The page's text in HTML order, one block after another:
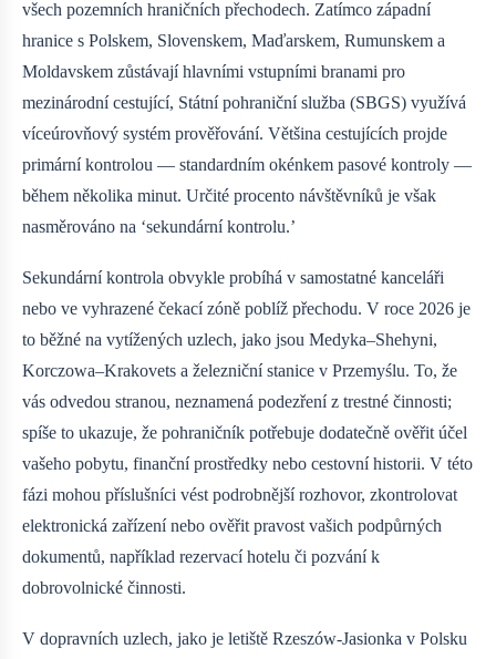
všech pozemních hraničních přechodech. Zatímco západní
hranice s Polskem, Slovenskem, Maďarskem, Rumunskem a
Moldavskem zůstávají hlavními vstupními branami pro
mezinárodní cestující, Státní pohraniční služba (SBGS) využívá
víceúrovňový systém prověřování. Většina cestujících projde
primární kontrolou — standardním okénkem pasové kontroly —
během několika minut. Určité procento návštěvníků je však
nasměrováno na ‘sekundární kontrolu.’
Sekundární kontrola obvykle probíhá v samostatné kanceláři
nebo ve vyhrazené čekací zóně poblíž přechodu. V roce 2026 je
to běžné na vytížených uzlech, jako jsou Medyka–Shehyni,
Korczowa–Krakovets a železniční stanice v Przemyślu. To, že
vás odvedou stranou, neznamená podezření z trestné činnosti;
spíše to ukazuje, že pohraničník potřebuje dodatečně ověřit účel
vašeho pobytu, finanční prostředky nebo cestovní historii. V této
fázi mohou příslušníci vést podrobnější rozhovor, zkontrolovat
elektronická zařízení nebo ověřit pravost vašich podpůrných
dokumentů, například rezervací hotelu či pozvání k
dobrovolnické činnosti.
V dopravních uzlech, jako je letiště Rzeszów-Jasionka v Polsku